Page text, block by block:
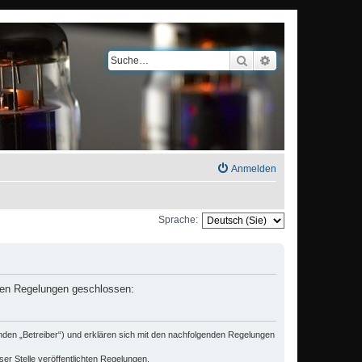
Suche
Anmelden
Sprache:
Regelungen geschlossen:
„Betreiber“) und erklären sich mit den nachfolgenden Regelungen
Stelle veröffentlichten Regelungen.